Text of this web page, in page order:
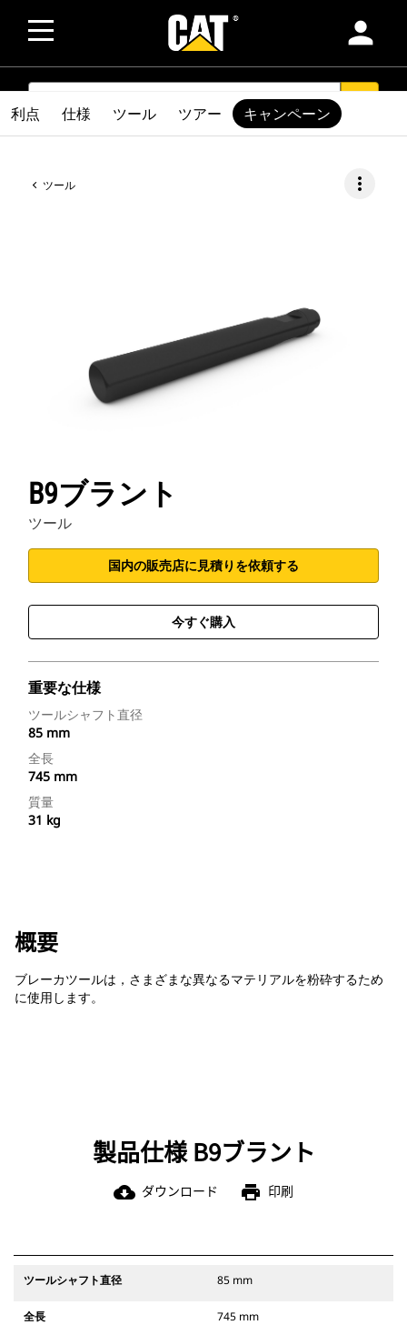
person
SEARCH
ツール more_vert
B9ブラント
ツール
国内の販売店に見積りを依頼する
今すぐ購入
重要な仕様
ツールシャフト直径
85 mm
全長
745 mm
質量
31 kg
利点 仕様 ツール ツアー キャンペーン
概要
ブレーカツールは，さまざまな異なるマテリアルを粉砕するため
に使用します。
製品仕様 B9ブラント
cloud_download ダウンロード print 印刷
ツールシャフト直径 85 mm
全長 745 mm